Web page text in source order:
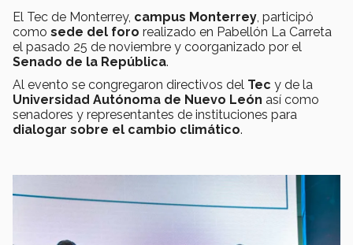
El Tec de Monterrey, campus Monterrey , participó
como sede del foro realizado en Pabellón La Carreta
el pasado 25 de noviembre y coorganizado por el
Senado de la República.
Al evento se congregaron directivos del Tec y de la
Universidad Autónoma de Nuevo León así como
senadores y representantes de instituciones para
dialogar sobre el cambio climático.